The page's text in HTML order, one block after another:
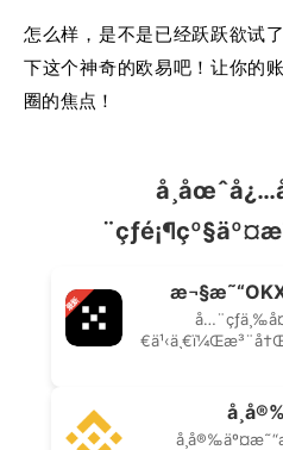
怎么样，是不是已经跃跃欲试
下这个神奇的欧易吧！让你的
圈的焦点！